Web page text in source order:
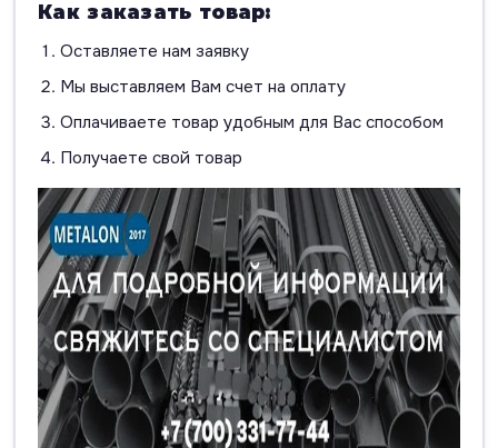
Как заказать товар:
Оставляете нам заявку
Мы выставляем Вам счет на оплату
Оплачиваете товар удобным для Вас способом
Получаете свой товар